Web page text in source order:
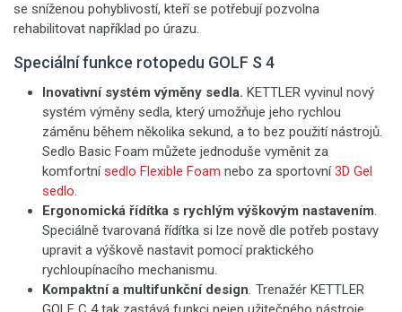
se sníženou pohyblivostí, kteří se potřebují pozvolna
rehabilitovat například po úrazu.
Speciální funkce rotopedu GOLF S 4
Inovativní systém výměny sedla. KETTLER vyvinul nový
systém výměny sedla, který umožňuje jeho rychlou
záměnu během několika sekund, a to bez použití nástrojů.
Sedlo Basic Foam můžete jednoduše vyměnit za
komfortnísedlo Flexible Foam nebo za sportovní3D Gel
sedlo.
Ergonomická řídítka s rychlým výškovým nastavením.
Speciálně tvarovaná řídítka si lze nově dle potřeb postavy
upravit a výškově nastavit pomocí praktického
rychloupínacího mechanismu.
Kompaktní a multifunkční design. Trenažér KETTLER